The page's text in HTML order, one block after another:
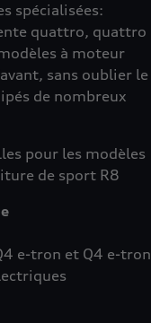
spécialisées:
quattro, quattro
à moteur
sans oublier le
de nombreux
pour les modèles
de sport R8
e-tron et Q4 e-tron